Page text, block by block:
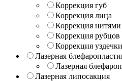
Коррекция губ
Коррекция лица
Коррекция нитями
Коррекция рубцов
Коррекция
Лазерная
Лазерная
Лазерная липосакция